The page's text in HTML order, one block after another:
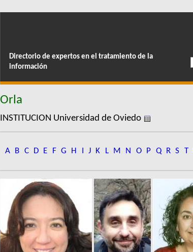
Directorio de expertos en el tratamiento de la
información
Orla
INSTITUCION Universidad de Oviedo
A B C D E F G H J K L M N O P Q R S T